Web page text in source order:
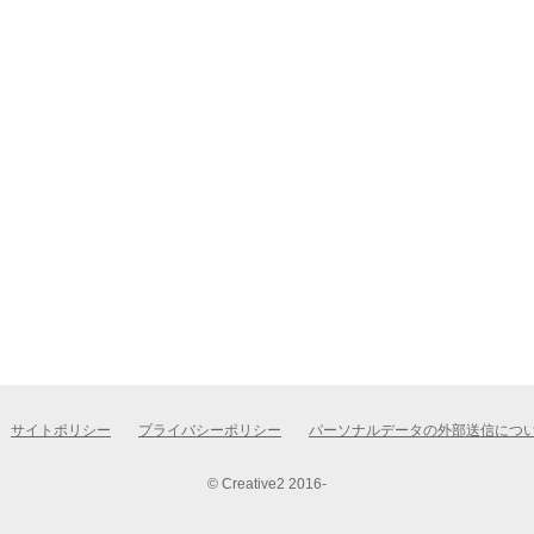
サイトポリシー プライバシーポリシー パーソナルデータの外部送信につ
© Creative2 2016-